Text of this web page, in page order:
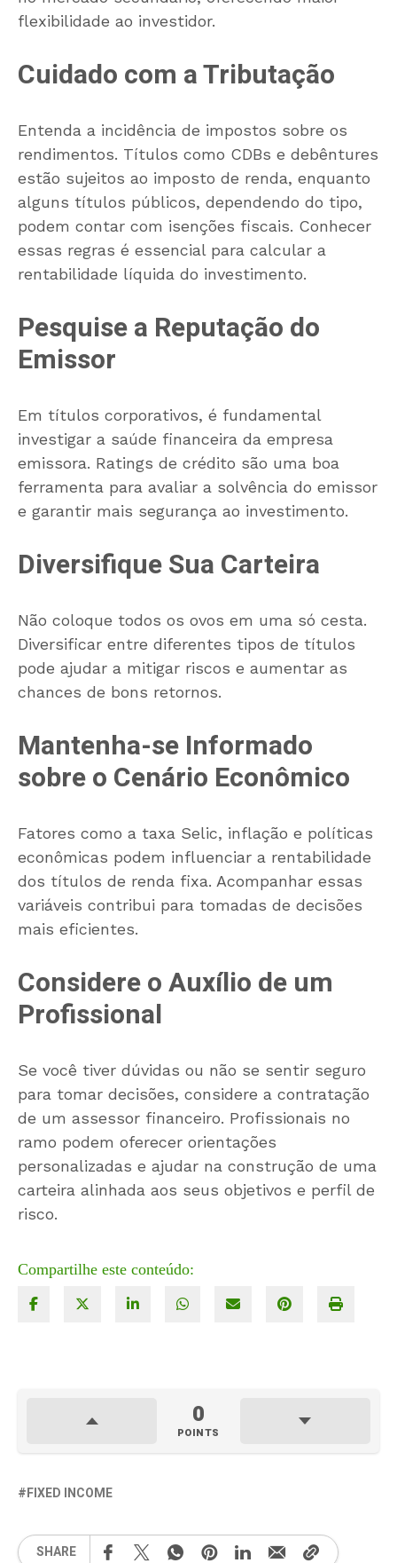
flexibilidade ao investidor.
Cuidado com a Tributação
Entenda a incidência de impostos sobre os
rendimentos. Títulos como CDBs e debêntures
estão sujeitos ao imposto de renda, enquanto
alguns títulos públicos, dependendo do tipo,
podem contar com isenções fiscais. Conhecer
essas regras é essencial para calcular a
rentabilidade líquida do investimento.
Pesquise a Reputação do
Emissor
Em títulos corporativos, é fundamental
investigar a saúde financeira da empresa
emissora. Ratings de crédito são uma boa
ferramenta para avaliar a solvência do emissor
e garantir mais segurança ao investimento.
Diversifique Sua Carteira
Não coloque todos os ovos em uma só cesta.
Diversificar entre diferentes tipos de títulos
pode ajudar a mitigar riscos e aumentar as
chances de bons retornos.
Mantenha-se Informado
sobre o Cenário Econômico
Fatores como a taxa Selic, inflação e políticas
econômicas podem influenciar a rentabilidade
dos títulos de renda fixa. Acompanhar essas
variáveis contribui para tomadas de decisões
mais eficientes.
Considere o Auxílio de um
Profissional
Se você tiver dúvidas ou não se sentir seguro
para tomar decisões, considere a contratação
de um assessor financeiro. Profissionais no
ramo podem oferecer orientações
personalizadas e ajudar na construção de uma
carteira alinhada aos seus objetivos e perfil de
risco.
Compartilhe este conteúdo:
0
POINTS
FIXED INCOME
SHARE